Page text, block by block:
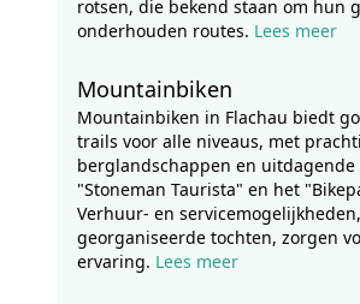
rotsen, die bekend staan om hun
onderhouden routes. Lees meer
Mountainbiken
Mountainbiken in Flachau biedt
trails voor alle niveaus, met
berglandschappen en uitdagende
"Stoneman Taurista" en het
Verhuur- en
georganiseerde tochten, zorgen
ervaring. Lees meer